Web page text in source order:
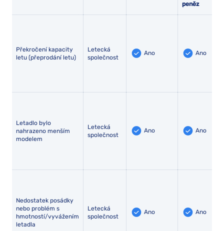
peněz
Překročení kapacity
letu (přeprodání letu)
Letecká
společnost
Ano Ano
Letadlo bylo
nahrazeno menším
modelem
Letecká
společnost
Ano Ano
Nedostatek posádky
nebo problém s
hmotností/vyvážením
letadla
Letecká
společnost
Ano Ano